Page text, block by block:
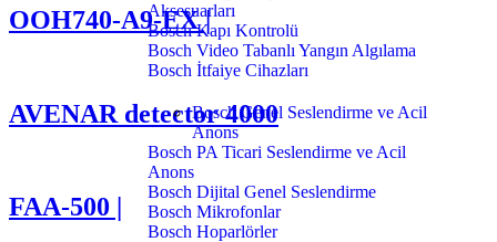
Aksesuarları
Bosch Kapı Kontrolü
Bosch Video Tabanlı Yangın Algılama
Bosch İtfaiye Cihazları
Bosch Genel Seslendirme ve Acil
Anons
Bosch PA Ticari Seslendirme ve Acil
Anons
Bosch Dijital Genel Seslendirme
Bosch Mikrofonlar
Bosch Hoparlörler
OOH740-A9-EX |
AVENAR detector 4000
FAA-500 |